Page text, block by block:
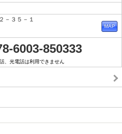
－３５－１
6003-850333
、光電話は利用できません